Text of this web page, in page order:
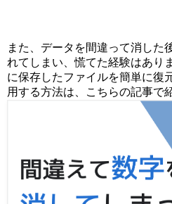
また、データを間違って消した
れてしまい、慌てた経験はあり
に保存したファイルを簡単に復
用する方法は、こちらの記事で